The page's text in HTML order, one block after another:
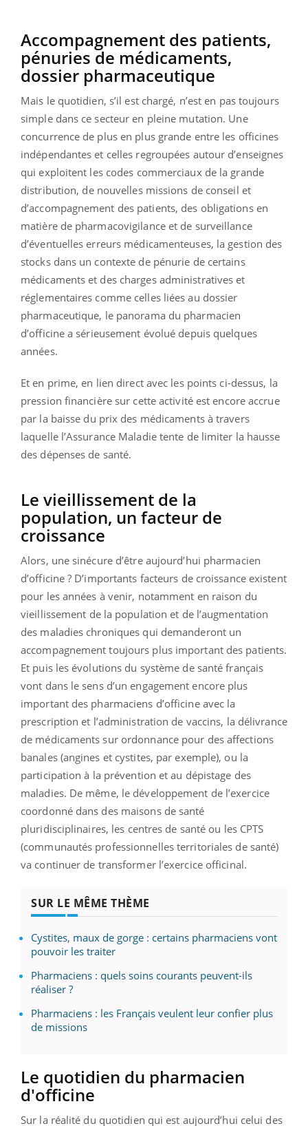
Accompagnement des patients,
pénuries de médicaments,
dossier pharmaceutique
Mais le quotidien, s’il est chargé, n’est en pas toujours
simple dans ce secteur en pleine mutation. Une
concurrence de plus en plus grande entre les officines
indépendantes et celles regroupées autour d’enseignes
qui exploitent les codes commerciaux de la grande
distribution, de nouvelles missions de conseil et
d’accompagnement des patients, des obligations en
matière de pharmacovigilance et de surveillance
d’éventuelles erreurs médicamenteuses, la gestion des
stocks dans un contexte de pénurie de certains
médicaments et des charges administratives et
réglementaires comme celles liées au dossier
pharmaceutique, le panorama du pharmacien
d’officine a sérieusement évolué depuis quelques
années.
Et en prime, en lien direct avec les points ci-dessus, la
pression financière sur cette activité est encore accrue
par la baisse du prix des médicaments à travers
laquelle l’Assurance Maladie tente de limiter la hausse
des dépenses de santé.
Le vieillissement de la
population, un facteur de
croissance
Alors, une sinécure d’être aujourd’hui pharmacien
d’officine ? D’importants facteurs de croissance existent
pour les années à venir, notamment en raison du
vieillissement de la population et de l’augmentation
des maladies chroniques qui demanderont un
accompagnement toujours plus important des patients.
Et puis les évolutions du système de santé français
vont dans le sens d’un engagement encore plus
important des pharmaciens d’officine avec la
prescription et l’administration de vaccins, la délivrance
de médicaments sur ordonnance pour des affections
banales (angines et cystites, par exemple), ou la
participation à la prévention et au dépistage des
maladies. De même, le développement de l’exercice
coordonné dans des maisons de santé
pluridisciplinaires, les centres de santé ou les CPTS
(communautés professionnelles territoriales de santé)
va continuer de transformer l’exercice officinal.
SUR LE MÊME THÈME
Cystites, maux de gorge : certains pharmaciens vont
pouvoir les traiter
Pharmaciens : quels soins courants peuvent-ils
réaliser ?
Pharmaciens : les Français veulent leur confier plus
de missions
Le quotidien du pharmacien
d'officine
Sur la réalité du quotidien qui est aujourd’hui celui des